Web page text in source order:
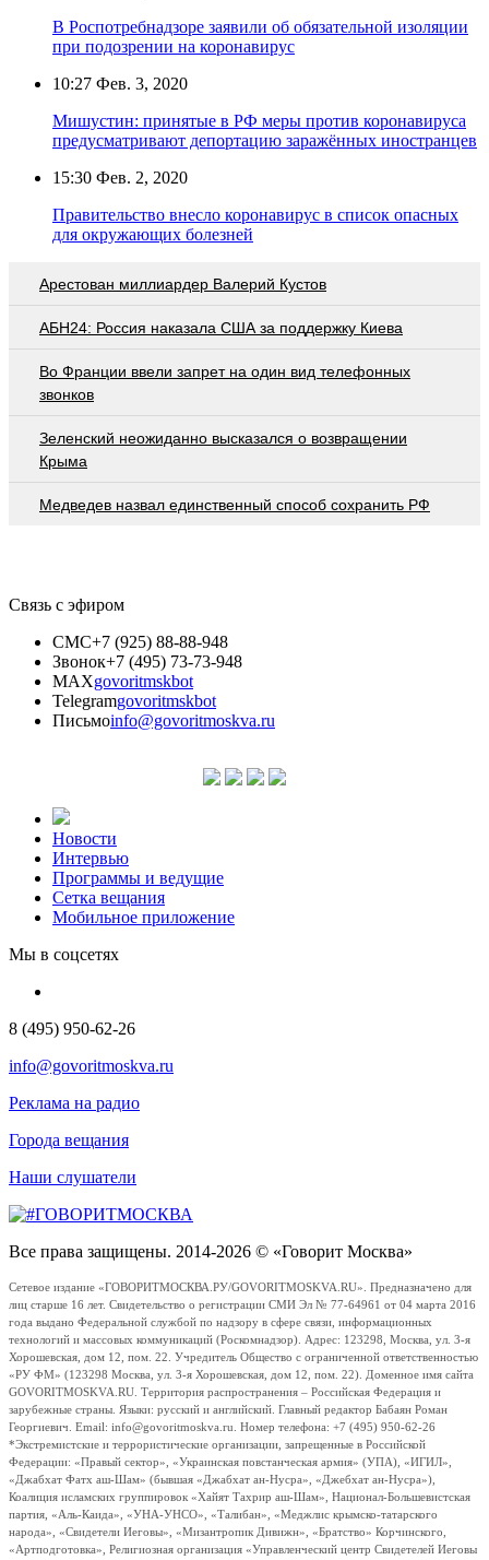
В Роспотребнадзоре заявили об обязательной изоляции
при подозрении на коронавирус
10:27 Фев. 3, 2020
Мишустин: принятые в РФ меры против коронавируса
предусматривают депортацию заражённых иностранцев
15:30 Фев. 2, 2020
Правительство внесло коронавирус в список опасных
для окружающих болезней
Арестован миллиардер Валерий Кустов
АБН24: Россия наказала США за поддержку Киева
Во Франции ввели запрет на один вид телефонных
звонков
Зеленский неожиданно высказался о возвращении
Крыма
Медведев назвал единственный способ сохранить РФ
Связь с эфиром
СМС+7 (925) 88-88-948
Звонок+7 (495) 73-73-948
MAXgovoritmskbot
Telegramgovoritmskbot
Письмоinfo@govoritmoskva.ru
Новости
Интервью
Программы и ведущие
Сетка вещания
Мобильное приложение
Мы в соцсетях
8 (495) 950-62-26
info@govoritmoskva.ru
Реклама на радио
Города вещания
Наши слушатели
Все права защищены. 2014-2026 © «Говорит Москва»
Сетевое издание «ГОВОРИТМОСКВА.РУ/GOVORITMOSKVA.RU». Предназначено для
лиц старше 16 лет. Свидетельство о регистрации СМИ Эл № 77-64961 от 04 марта 2016
года выдано Федеральной службой по надзору в сфере связи, информационных
технологий и массовых коммуникаций (Роскомнадзор). Адрес: 123298, Москва, ул. 3-я
Хорошевская, дом 12, пом. 22. Учредитель Общество с ограниченной ответственностью
«РУ ФМ» (123298 Москва, ул. 3-я Хорошевская, дом 12, пом. 22). Доменное имя сайта
GOVORITMOSKVA.RU. Территория распространения – Российская Федерация и
зарубежные страны. Языки: русский и английский. Главный редактор Бабаян Роман
Георгиевич. Email: info@govoritmoskva.ru. Номер телефона: +7 (495) 950-62-26
*Экстремистские и террористические организации, запрещенные в Российской
Федерации: «Правый сектор», «Украинская повстанческая армия» (УПА), «ИГИЛ»,
«Джабхат Фатх аш-Шам» (бывшая «Джабхат ан-Нусра», «Джебхат ан-Нусра»),
Коалиция исламских группировок «Хайят Тахрир аш-Шам», Национал-Большевистская
партия, «Аль-Каида», «УНА-УНСО», «Талибан», «Меджлис крымско-татарского
народа», «Свидетели Иеговы», «Мизантропик Дивижн», «Братство» Корчинского,
«Артподготовка», Религиозная организация «Управленческий центр Свидетелей Иеговы